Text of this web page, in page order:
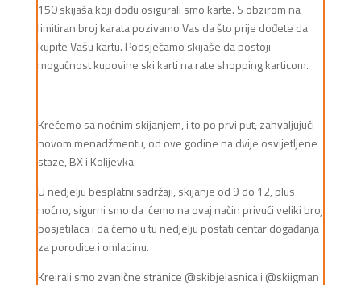
150 skijaša koji dođu osigurali smo karte. S obzirom na
limitiran broj karata pozivamo Vas da što prije dođete da
kupite Vašu kartu. Podsjećamo skijaše da postoji
mogućnost kupovine ski karti na rate shopping karticom.
Krećemo sa noćnim skijanjem, i to po prvi put, zahvaljujući
novom menadžmentu, od ove godine na dvije osvijetljene
staze, BX i Kolijevka.
U nedjelju besplatni sadržaji, skijanje od 9 do 12, plus
noćno, sigurni smo da ćemo na ovaj način privući veliki broj
posjetilaca i da ćemo u tu nedjelju postati centar događanja
za porodice i omladinu.
Kreirali smo zvanične stranice @skibjelasnica i @skiigman